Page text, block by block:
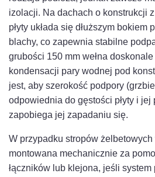
izolacji. Na dachach o konstrukcji
płyty układa się dłuższym bokiem
blachy, co zapewnia stabilne
grubości 150 mm wełna
kondensacji pary wodnej pod
jest, aby szerokość podpory
odpowiednia do gęstości płyty i jej
zapobiega jej zapadaniu się.
W przypadku stropów żelbetowych
montowana mechanicznie za
łączników lub klejona, jeśli